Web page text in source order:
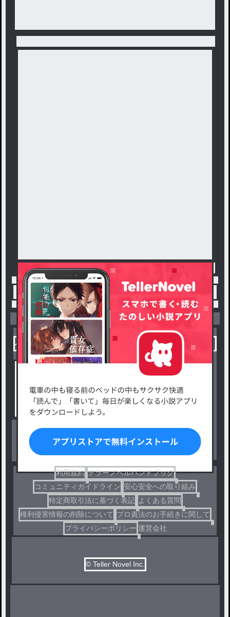
トップ 「#☪︎mitsu✡」の人気小説・夢小説一覧
小説を探す
小説コンテスト応募・公募
出版・メディアミックス作品
ジャンルから探す
恋愛・ロマンス
ファンタジー・異世界・SF
ドラマ
利用規約 テラーノベルハンドブック
コミュニティガイドライン 安心安全への取り組み
特定商取引法に基づく表記 よくある質問
権利侵害情報の削除について プロ責法のお手続きに関して
プライバシーポリシー 運営会社
© Teller Novel Inc.